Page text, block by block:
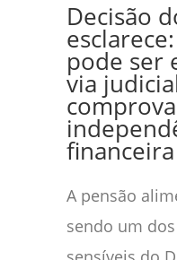
Decisão
pode ser
via
financeira
A pensão
sendo um